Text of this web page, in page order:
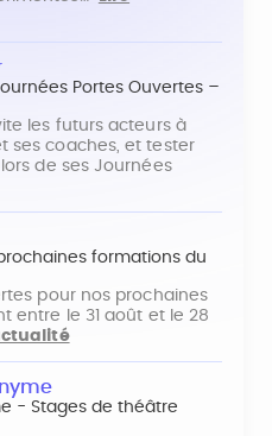
Portes Ouvertes –
les futurs acteurs à
ses coaches, et tester
de ses Journées
formations du
pour nos prochaines
entre le 31 août et le 28
- Stages de théâtre